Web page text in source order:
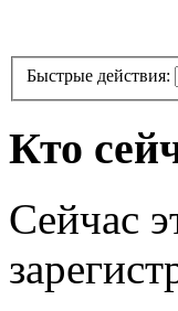
Быстрые действия:
Кто
Сейчас